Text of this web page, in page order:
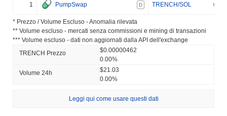
1 PumpSwap D TRENCH/SOL
* Prezzo / Volume Escluso - Anomalia rilevata
** Volume escluso - mercati senza commissioni e mining di transazioni
*** Volume escluso - dati non aggiornati dalla API dell'exchange
TRENCH Prezzo
$0.00000462
0.00%
Volume 24h
$21.03
0.00%
Leggi qui come usare questi dati